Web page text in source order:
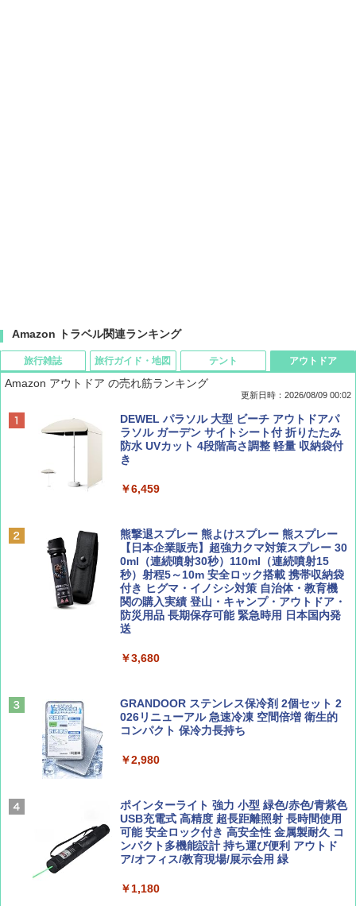
Amazon トラベル関連ランキング
旅行雑誌
BE-PAL(ビ-パル) 2026年 9 月号【特別付録:
SOTO ミニマル"旅"財布 ランダム2種】
￥1,500
誌] (ＤＩＳＮＥＹ ＦＡＮ)
￥713
山と溪谷 2026年8月号「南アルプス大全」
Coyote No.89 特集 星野道夫 夢見る旅
AIRLINE（エアライン）2026年9月号【特
集】ボーイング110周年を祝して！
￥1,760
旅行ガイド・地図
D40 地球の歩き方 チェンマイ タイ北部の魅
力的な町 2026～2027 地球の歩き方D アジア
￥2,079
￥2,695
A09 地球の歩き方 イタリア 2026～2027 地
球の歩き方A ヨーロッパ
￥2,479
A26 地球の歩き方 チェコ ポーランド スロヴ
ァキア 2026～2027 地球の歩き方A ヨーロッ
新しい日本地理 地図・統計・移動から読み
解く (講談社現代新書)
￥1,540
テント
[キャンパーズコレクション 山善] ポップアッ
プテント 傘みたいに広げて畳める パッとサ
ッとサンシェード キューブ フルクローズ メ
ッシュ 簡単設置 ワンタッチテント キャンプ
PYKES PEAK (パイクスピーク) 着替えテン
ト プライバシー テント 【中が透けない】 1
人用 折りたたみ 防災グッズ 災害用トイレ ビ
ーチ ピクニック ポップアップテント 携帯 簡
易 トイレテント (ブラック)
￥4,980
500002(89232)
￥5,999
ーティング フルクローズ メッシュ 3-4人用
簡単設置 ポップアップテント エクルベージ
ュ(BC仕様) PATC-150B(EB)
￥9,990
アウトドア
Amazon アウトドア の売れ筋ランキング
更新日時：2026/08/09 00:02
DEWEL パラソル 大型 ビーチ アウトドアパ
ラソル ガーデン サイトシート付 折りたたみ
防水 UVカット 4段階高さ調整 軽量 収納袋付
き
￥6,459
熊撃退スプレー 熊よけスプレー 熊スプレー
【日本企業販売】超強力クマ対策スプレー 30
0ml（連続噴射30秒）110ml（連続噴射15
秒）射程5～10m 安全ロック搭載 携帯収納袋
付き ヒグマ・イノシシ対策 自治体・教育機
関の購入実績 登山・キャンプ・アウトドア・
防災用品 長期保存可能 緊急時用 日本国内発
送
￥3,680
GRANDOOR ステンレス保冷剤 2個セット 2
026リニューアル 急速冷凍 空間倍増 衛生的
コンパクト 保冷力長持ち
￥2,980
ポインターライト 強力 小型 緑色/赤色/青紫色
USB充電式 高精度 超長距離照射 長時間使用
可能 安全ロック付き 高安全性 金属製耐久 コ
ンパクト多機能設計 持ち運び便利 アウトド
ア/オフィス/教育現場/展示会用 緑
￥1,180